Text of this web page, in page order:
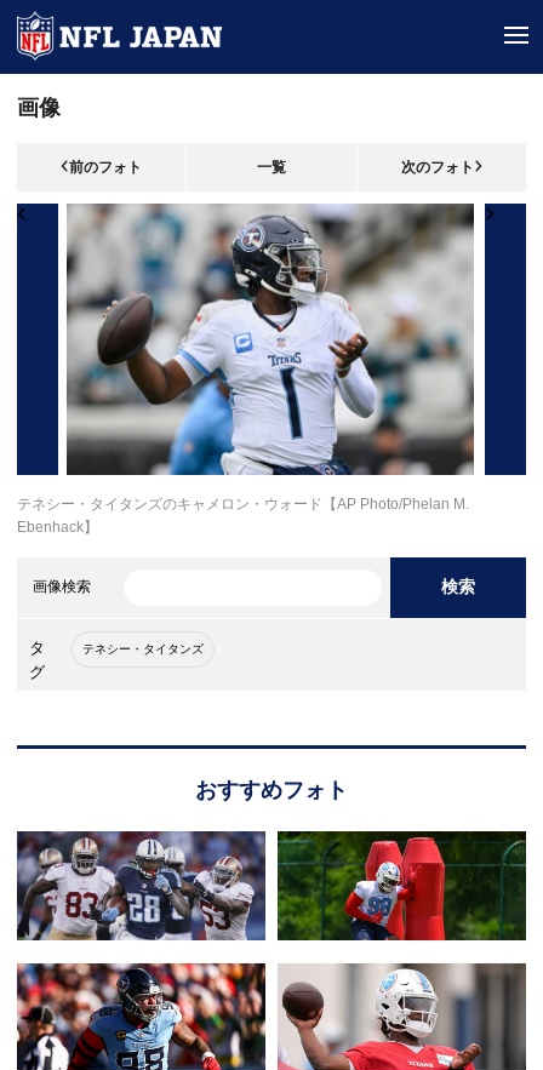
画像
前のフォト 一覧 次のフォト
テネシー・タイタンズのキャメロン・ウォード【AP Photo/Phelan M.
Ebenhack】
画像検索 検索
タ
グ
テネシー・タイタンズ
おすすめフォト